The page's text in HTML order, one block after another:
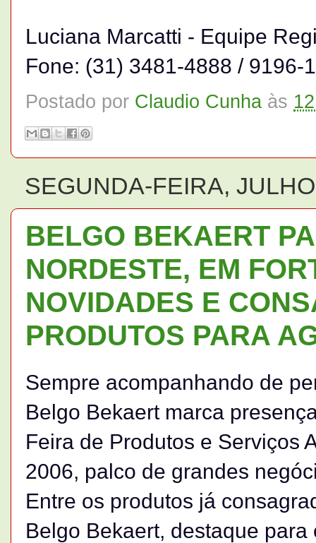
Luciana Marcatti - Equipe
Fone: (31) 3481-4888 / 9196-
Postado por Claudio Cunha às
SEGUNDA-FEIRA,
BELGO BEKAERT
NORDESTE, EM
NOVIDADES E
PRODUTOS PARA
Sempre acompanhando de
Belgo Bekaert marca
Feira de Produtos e Serviços
2006, palco de grandes
Entre os produtos já
Belgo Bekaert, destaque